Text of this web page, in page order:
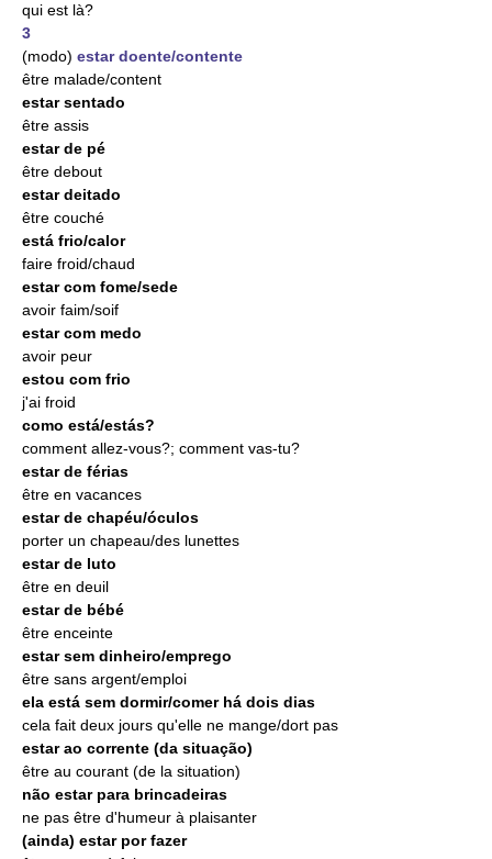
qui est là?
3
(modo) estar doente/contente
être malade/content
estar sentado
être assis
estar de pé
être debout
estar deitado
être couché
está frio/calor
faire froid/chaud
estar com fome/sede
avoir faim/soif
estar com medo
avoir peur
estou com frio
j'ai froid
como está/estás?
comment allez-vous?; comment vas-tu?
estar de férias
être en vacances
estar de chapéu/óculos
porter un chapeau/des lunettes
estar de luto
être en deuil
estar de bébé
être enceinte
estar sem dinheiro/emprego
être sans argent/emploi
ela está sem dormir/comer há dois dias
cela fait deux jours qu'elle ne mange/dort pas
estar ao corrente (da situação)
être au courant (de la situation)
não estar para brincadeiras
ne pas être d'humeur à plaisanter
(ainda) estar por fazer